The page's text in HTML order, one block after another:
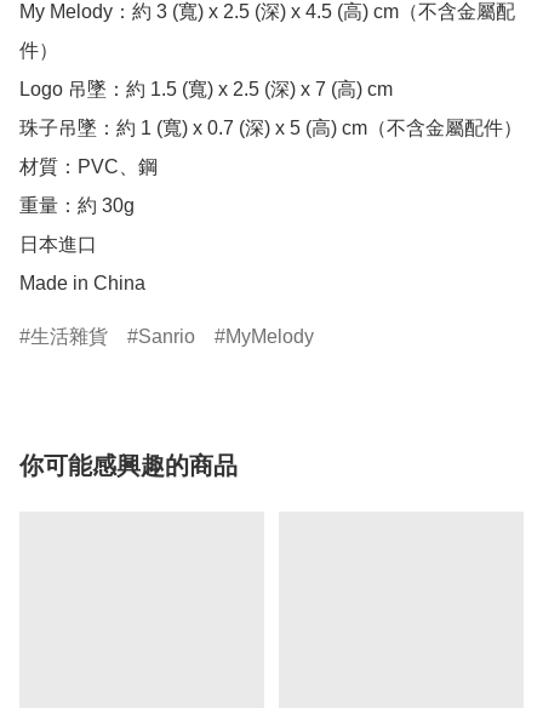
My Melody：約 3 (寬) x 2.5 (深) x 4.5 (高) cm（不含金屬配
件）
Logo 吊墜：約 1.5 (寬) x 2.5 (深) x 7 (高) cm
珠子吊墜：約 1 (寬) x 0.7 (深) x 5 (高) cm（不含金屬配件）
材質：PVC、鋼
重量：約 30g
日本進口
Made in China
生活雜貨 Sanrio MyMelody
你可能感興趣的商品